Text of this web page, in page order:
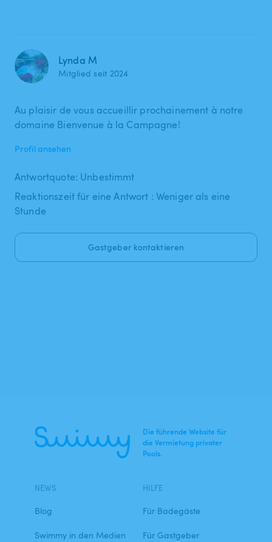
Lynda M
Mitglied seit 2024
Au plaisir de vous accueillir prochainement à notre
domaine Bienvenue à la Campagne!
Profil ansehen
Antwortquote: Unbestimmt
Reaktionszeit für eine Antwort : Weniger als eine
Stunde
Gastgeber kontaktieren
Die führende Website für
die Vermietung privater
Pools.
NEWS
Blog
Swimmy in den Medien
HILFE
Für Badegäste
Für Gastgeber